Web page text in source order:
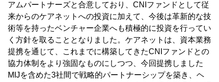
アムパートナーズと合意しており、CNIファンドとして従
来からのケアネットへの投資に加えて、今後は革新的な技
術等を持ったベンチャー企業へも積極的に投資を行ってい
く方針を取ることとなりました。ケアネットは、資本業務
提携を通じて、これまでに構築してきたCNIファンドとの
協力体制をより強固なものにしつつ、今回提携しました
MIJを含めた3社間で戦略的パートナーシップを築き、ヘ